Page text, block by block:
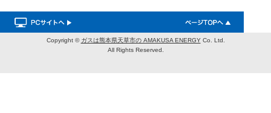
Copyright © ガスは熊本県天草市の AMAKUSA ENERGYCo. Ltd.
All Rights Reserved.